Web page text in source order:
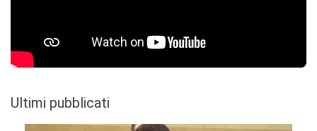
Ultimi pubblicati